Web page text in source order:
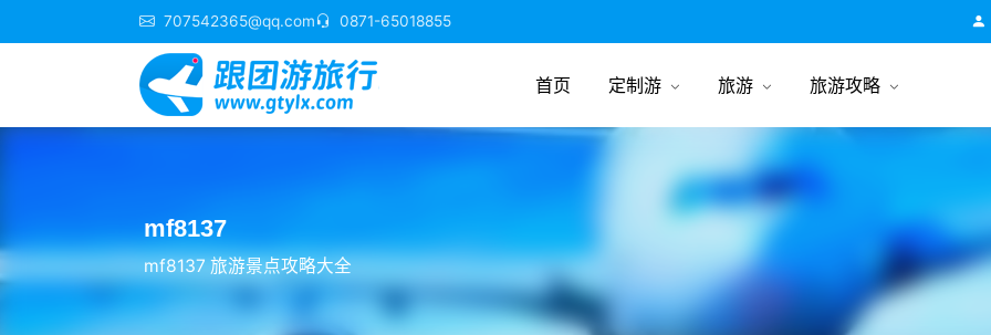
707542365@qq.com 0871-65018855
首页 定制游 旅游 旅游攻略
mf8137
mf8137 旅游景点攻略大全